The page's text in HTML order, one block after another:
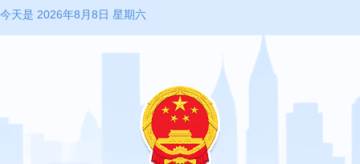
今天是 2026年8月8日 星期六